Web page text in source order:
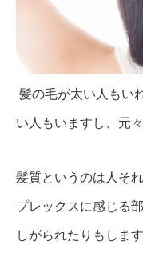
髪の毛が太い人もい
い人もいますし、元
髪質というのは人そ
プレックスに感じる部
しがられたりもします